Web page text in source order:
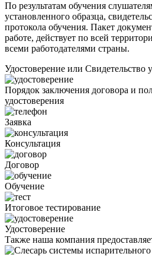
По результатам обучения
установленного образца,
протокола обучения. Пакет
работе, действует по всей
всеми работодателями страны.
Удостоверение или Свидетельство
Порядок заключения договора и
удостоверения
Заявка
Консультация
Договор
Обучение
Итоговое тестирование
Удостоверение
Также наша компания